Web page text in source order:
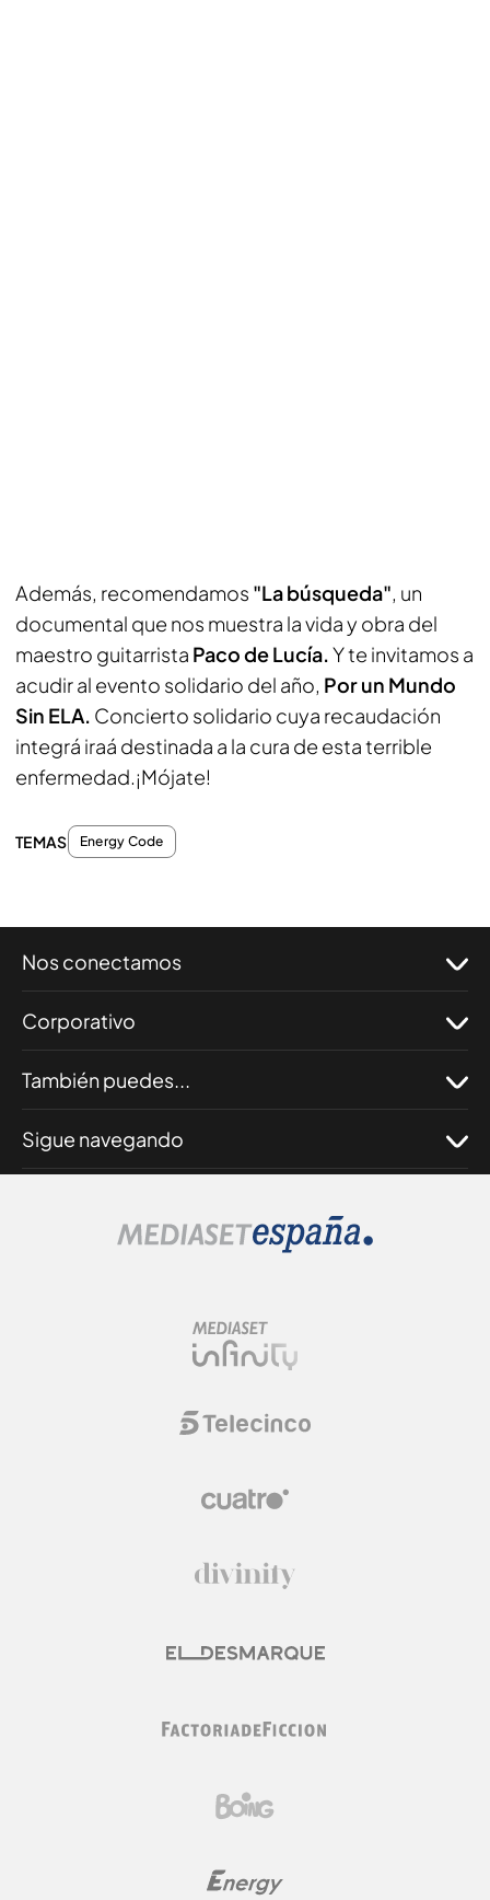
Además, recomendamos "La búsqueda", un
documental que nos muestra la vida y obra del
maestro guitarrista Paco de Lucía.Y te invitamos a
acudir al evento solidario del año, Por un Mundo
Sin ELA. Concierto solidario cuya recaudación
integrá iraá destinada a la cura de esta terrible
enfermedad.¡Mójate!
TEMAS Energy Code
Nos conectamos
Corporativo
También puedes...
Sigue navegando